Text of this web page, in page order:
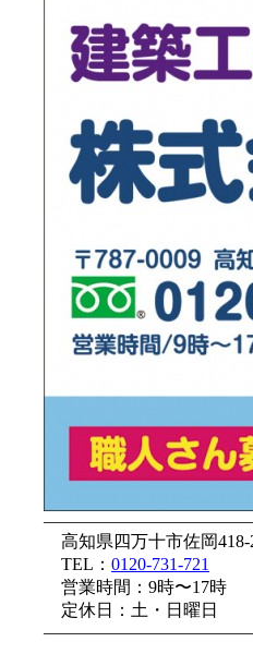
高知県四万十市佐岡418-
TEL： 0120-731-721
営業時間：9時〜17時
定休日：土・日曜日